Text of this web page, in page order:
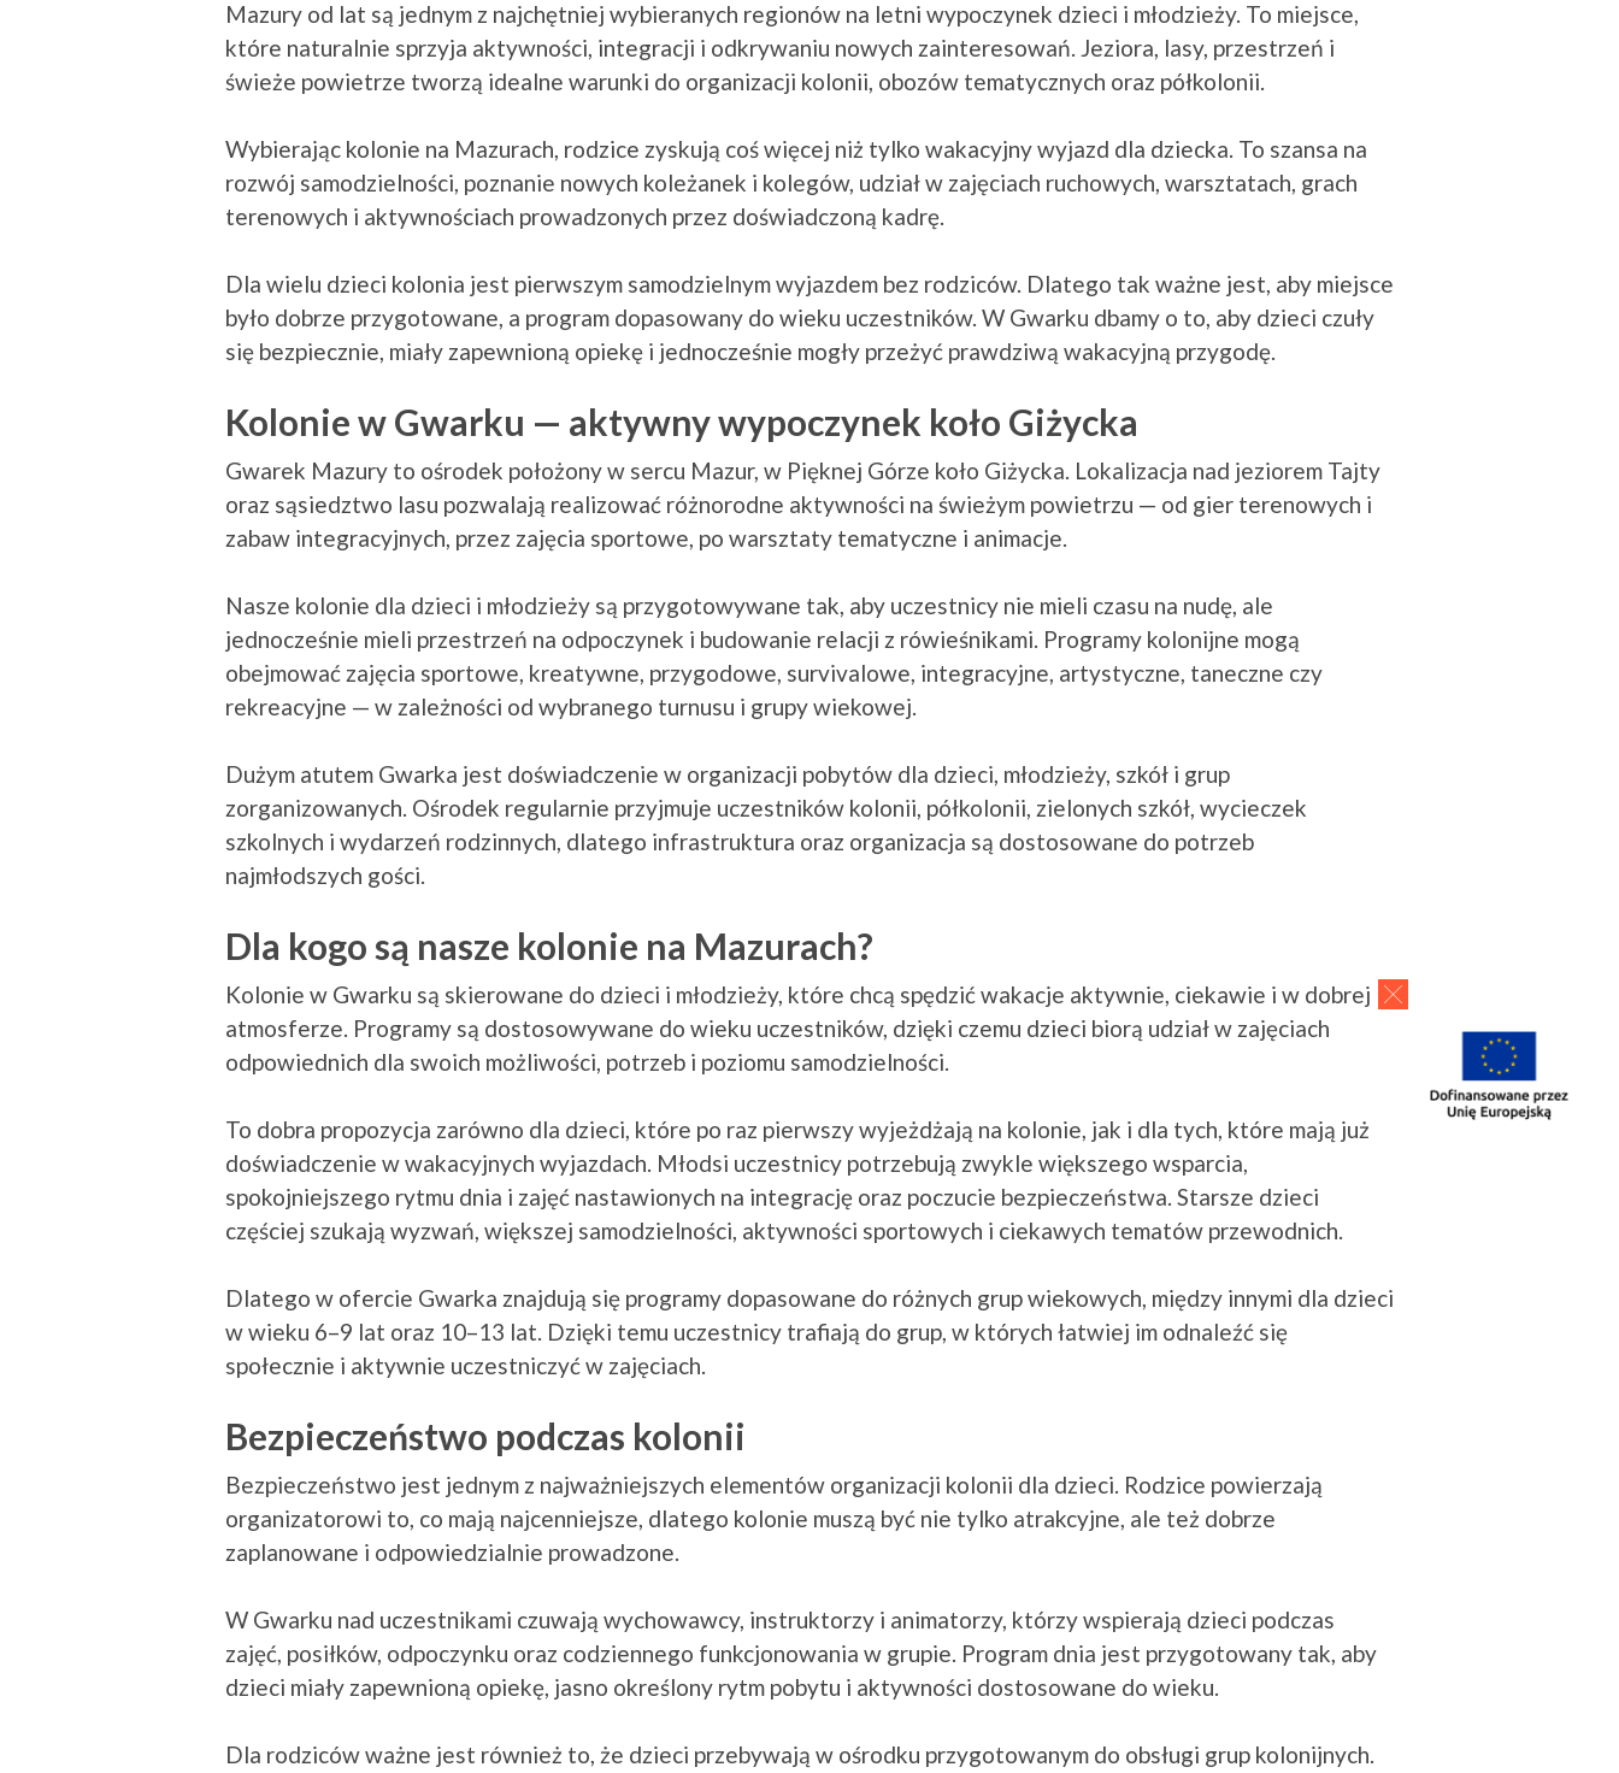
Mazury od lat są jednym z najchętniej wybieranych regionów na letni wypoczynek dzieci i młodzieży. To miejsce,
które naturalnie sprzyja aktywności, integracji i odkrywaniu nowych zainteresowań. Jeziora, lasy, przestrzeń i
świeże powietrze tworzą idealne warunki do organizacji kolonii, obozów tematycznych oraz półkolonii.
Wybierając kolonie na Mazurach, rodzice zyskują coś więcej niż tylko wakacyjny wyjazd dla dziecka. To szansa na
rozwój samodzielności, poznanie nowych koleżanek i kolegów, udział w zajęciach ruchowych, warsztatach, grach
terenowych i aktywnościach prowadzonych przez doświadczoną kadrę.
Dla wielu dzieci kolonia jest pierwszym samodzielnym wyjazdem bez rodziców. Dlatego tak ważne jest, aby miejsce
było dobrze przygotowane, a program dopasowany do wieku uczestników. W Gwarku dbamy o to, aby dzieci czuły
się bezpiecznie, miały zapewnioną opiekę i jednocześnie mogły przeżyć prawdziwą wakacyjną przygodę.
Kolonie w Gwarku — aktywny wypoczynek koło Giżycka
Gwarek Mazury to ośrodek położony w sercu Mazur, w Pięknej Górze koło Giżycka. Lokalizacja nad jeziorem Tajty
oraz sąsiedztwo lasu pozwalają realizować różnorodne aktywności na świeżym powietrzu — od gier terenowych i
zabaw integracyjnych, przez zajęcia sportowe, po warsztaty tematyczne i animacje.
Nasze kolonie dla dzieci i młodzieży są przygotowywane tak, aby uczestnicy nie mieli czasu na nudę, ale
jednocześnie mieli przestrzeń na odpoczynek i budowanie relacji z rówieśnikami. Programy kolonijne mogą
obejmować zajęcia sportowe, kreatywne, przygodowe, survivalowe, integracyjne, artystyczne, taneczne czy
rekreacyjne — w zależności od wybranego turnusu i grupy wiekowej.
Dużym atutem Gwarka jest doświadczenie w organizacji pobytów dla dzieci, młodzieży, szkół i grup
zorganizowanych. Ośrodek regularnie przyjmuje uczestników kolonii, półkolonii, zielonych szkół, wycieczek
szkolnych i wydarzeń rodzinnych, dlatego infrastruktura oraz organizacja są dostosowane do potrzeb
najmłodszych gości.
Dla kogo są nasze kolonie na Mazurach?
Kolonie w Gwarku są skierowane do dzieci i młodzieży, które chcą spędzić wakacje aktywnie, ciekawie i w dobrej
atmosferze. Programy są dostosowywane do wieku uczestników, dzięki czemu dzieci biorą udział w zajęciach
odpowiednich dla swoich możliwości, potrzeb i poziomu samodzielności.
To dobra propozycja zarówno dla dzieci, które po raz pierwszy wyjeżdżają na kolonie, jak i dla tych, które mają już
doświadczenie w wakacyjnych wyjazdach. Młodsi uczestnicy potrzebują zwykle większego wsparcia,
spokojniejszego rytmu dnia i zajęć nastawionych na integrację oraz poczucie bezpieczeństwa. Starsze dzieci
częściej szukają wyzwań, większej samodzielności, aktywności sportowych i ciekawych tematów przewodnich.
Dlatego w ofercie Gwarka znajdują się programy dopasowane do różnych grup wiekowych, między innymi dla dzieci
w wieku 6–9 lat oraz 10–13 lat. Dzięki temu uczestnicy trafiają do grup, w których łatwiej im odnaleźć się
społecznie i aktywnie uczestniczyć w zajęciach.
Bezpieczeństwo podczas kolonii
Bezpieczeństwo jest jednym z najważniejszych elementów organizacji kolonii dla dzieci. Rodzice powierzają
organizatorowi to, co mają najcenniejsze, dlatego kolonie muszą być nie tylko atrakcyjne, ale też dobrze
zaplanowane i odpowiedzialnie prowadzone.
W Gwarku nad uczestnikami czuwają wychowawcy, instruktorzy i animatorzy, którzy wspierają dzieci podczas
zajęć, posiłków, odpoczynku oraz codziennego funkcjonowania w grupie. Program dnia jest przygotowany tak, aby
dzieci miały zapewnioną opiekę, jasno określony rytm pobytu i aktywności dostosowane do wieku.
Dla rodziców ważne jest również to, że dzieci przebywają w ośrodku przygotowanym do obsługi grup kolonijnych.